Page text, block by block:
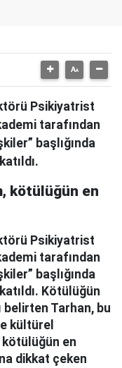
Psikiyatrist
tarafından
başlığında
kötülüğün en
Psikiyatrist
tarafından
başlığında
Kötülüğün
belirten Tarhan, bu
kültürel
en
dikkat çeken